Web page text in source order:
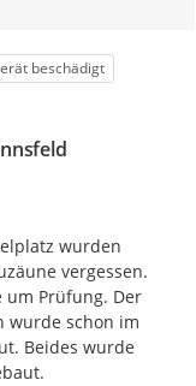
beschädigt
wurden
vergessen.
um Prüfung. Der
wurde schon im
Beides wurde